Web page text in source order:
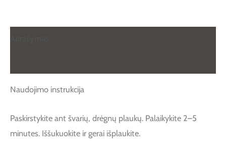
Naudojimo instrukcija
Paskirstykite ant švarių, drėgnų plaukų. Palaikykite 2–5
minutes. Iššukuokite ir gerai išplaukite.